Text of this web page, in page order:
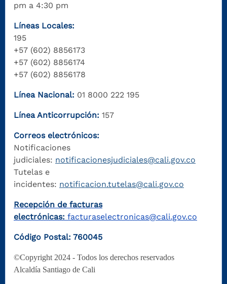
pm a 4:30 pm
Líneas Locales:
195
+57 (602) 8856173
+57 (602) 8856174
+57 (602) 8856178
Línea Nacional: 01 8000 222 195
Línea Anticorrupción: 157
Correos electrónicos:
Notificaciones
judiciales: notificacionesjudiciales@cali.gov.co
Tutelas e
incidentes: notificacion.tutelas@cali.gov.co
Recepción de facturas
electrónicas: facturaselectronicas@cali.gov.co
Código Postal: 760045
©Copyright 2024 - Todos los derechos reservados
Alcaldía Santiago de Cali